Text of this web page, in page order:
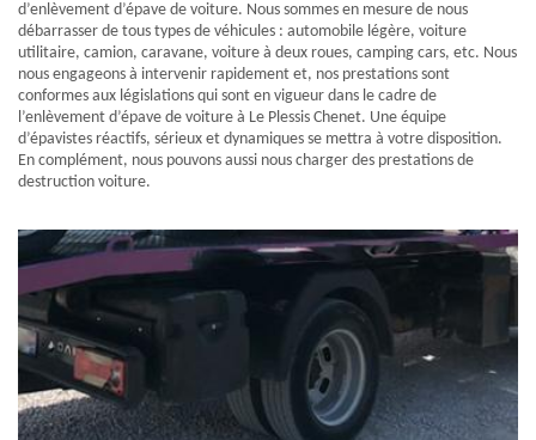
d’enlèvement d’épave de voiture. Nous sommes en mesure de nous
débarrasser de tous types de véhicules : automobile légère, voiture
utilitaire, camion, caravane, voiture à deux roues, camping cars, etc. Nous
nous engageons à intervenir rapidement et, nos prestations sont
conformes aux législations qui sont en vigueur dans le cadre de
l’enlèvement d’épave de voiture à Le Plessis Chenet. Une équipe
d’épavistes réactifs, sérieux et dynamiques se mettra à votre disposition.
En complément, nous pouvons aussi nous charger des prestations de
destruction voiture.